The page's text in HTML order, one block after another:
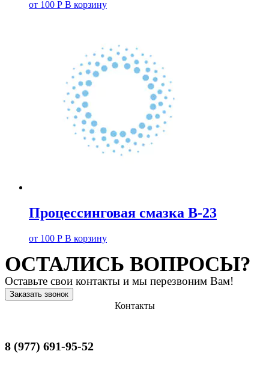
от 100 Р В корзину
Процессинговая смазка В-23
от 100 Р В корзину
ОСТАЛИСЬ ВОПРОСЫ?
Оставьте свои контакты и мы перезвоним Вам!
Заказать звонок
Контакты
8 (977) 691-95-52